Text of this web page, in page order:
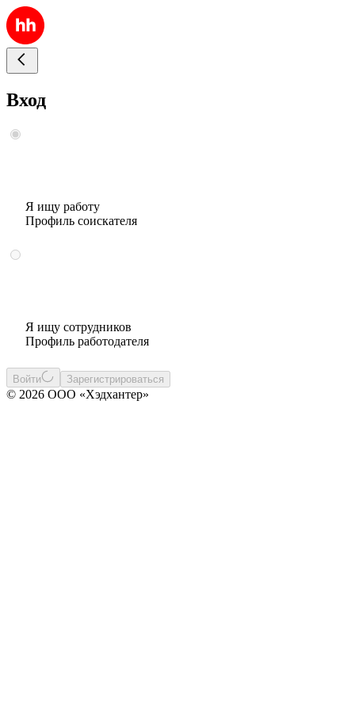
Вход
Я ищу работу
Профиль соискателя
Я ищу сотрудников
Профиль работодателя
Войти Зарегистрироваться
© 2026 ООО «Хэдхантер»